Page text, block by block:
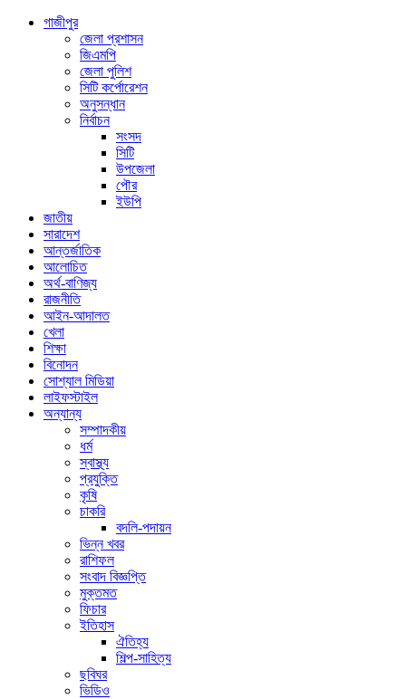
গাজীপুর
জেলা প্রশাসন
জিএমপি
জেলা পুলিশ
সিটি কর্পোরেশন
অনুসন্ধান
নির্বাচন
সংসদ
সিটি
উপজেলা
পৌর
ইউপি
জাতীয়
সারাদেশ
আন্তর্জাতিক
আলোচিত
অর্থ-বাণিজ্য
রাজনীতি
আইন-আদালত
খেলা
শিক্ষা
বিনোদন
সোশ্যাল মিডিয়া
লাইফস্টাইল
অন্যান্য
সম্পাদকীয়
ধর্ম
স্বাস্থ্য
প্রযুক্তি
কৃষি
চাকরি
বদলি-পদায়ন
ভিন্ন খবর
রাশিফল
সংবাদ বিজ্ঞপ্তি
মুক্তমত
ফিচার
ইতিহাস
ঐতিহ্য
শিল্প-সাহিত্য
ছবিঘর
ভিডিও